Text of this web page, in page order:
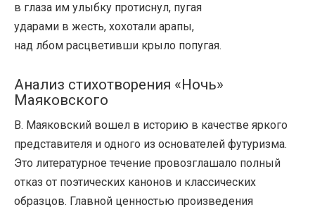
в глаза им улыбку протиснул, пугая
ударами в жесть, хохотали арапы,
над лбом расцветивши крыло попугая.
Анализ стихотворения «Ночь»
Маяковского
В. Маяковский вошел в историю в качестве яркого
представителя и одного из основателей футуризма.
Это литературное течение провозглашало полный
отказ от поэтических канонов и классических
образцов. Главной ценностью произведения